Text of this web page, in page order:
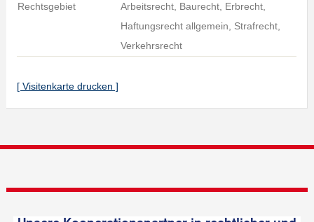
Rechtsgebiet
Arbeitsrecht, Baurecht, Erbrecht,
Haftungsrecht allgemein, Strafrecht,
Verkehrsrecht
[ Visitenkarte drucken ]